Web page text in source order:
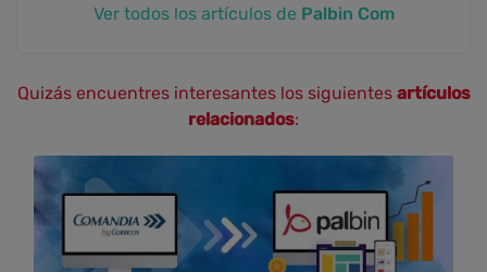
Ver todos los artículos de Palbin Com
Quizás encuentres interesantes los siguientes artículos
relacionados: